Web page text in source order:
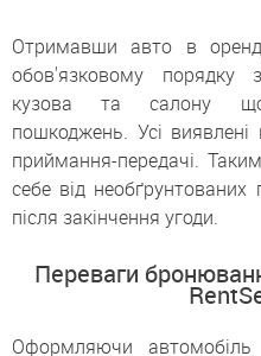
Отримавши авто в
обов'язковому порядку
кузова та салону
пошкоджень. Усі виявлені
приймання-передачі.
себе від необґрунтованих
після закінчення угоди.
Переваги
Оформляючи